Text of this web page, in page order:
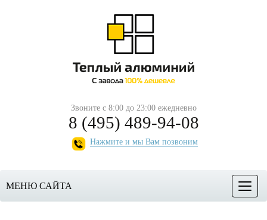
Звоните с 8:00 до 23:00 ежедневно
8 (495) 489-94-08
Нажмите и мы Вам позвоним
Меню
МЕНЮ САЙТА